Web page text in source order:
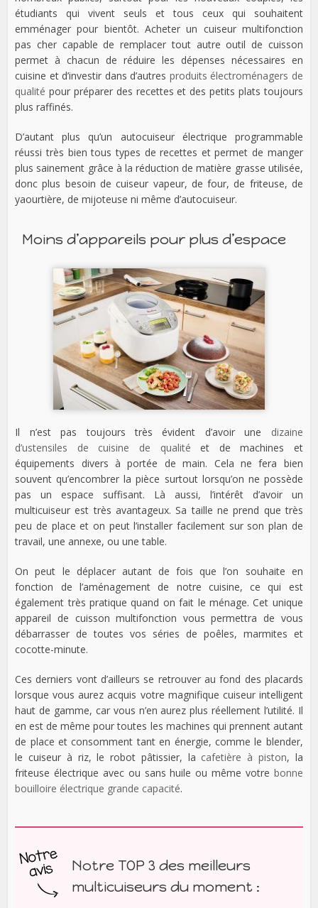
étudiants qui vivent seuls et tous ceux qui souhaitent
emménager pour bientôt. Acheter un cuiseur multifonction
pas cher capable de remplacer tout autre outil de cuisson
permet à chacun de réduire les dépenses nécessaires en
cuisine et d’investir dans d’autres produits électroménagers de
qualité pour préparer des recettes et des petits plats toujours
plus raffinés.
D’autant plus qu’un autocuiseur électrique programmable
réussi très bien tous types de recettes et permet de manger
plus sainement grâce à la réduction de matière grasse utilisée,
donc plus besoin de cuiseur vapeur, de four, de friteuse, de
yaourtière, de mijoteuse ni même d’autocuiseur.
Moins d’appareils pour plus d’espace
Il n’est pas toujours très évident d’avoir une dizaine
d’ustensiles de cuisine de qualité et de machines et
équipements divers à portée de main. Cela ne fera bien
souvent qu’encombrer la pièce surtout lorsqu’on ne possède
pas un espace suffisant. Là aussi, l’intérêt d’avoir un
multicuiseur est très avantageux. Sa taille ne prend que très
peu de place et on peut l’installer facilement sur son plan de
travail, une annexe, ou une table.
On peut le déplacer autant de fois que l’on souhaite en
fonction de l’aménagement de notre cuisine, ce qui est
également très pratique quand on fait le ménage. Cet unique
appareil de cuisson multifonction vous permettra de vous
débarrasser de toutes vos séries de poêles, marmites et
cocotte-minute.
Ces derniers vont d’ailleurs se retrouver au fond des placards
lorsque vous aurez acquis votre magnifique cuiseur intelligent
haut de gamme, car vous n’en aurez plus réellement l’utilité. Il
en est de même pour toutes les machines qui prennent autant
de place et consomment tant en énergie, comme le blender,
le cuiseur à riz, le robot pâtissier, la cafetière à piston, la
friteuse électrique avec ou sans huile ou même votre bonne
bouilloire électrique grande capacité.
Notre TOP 3 des meilleurs
multicuiseurs du moment :